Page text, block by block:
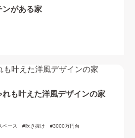
ンがある家
も叶えた洋風デザインの家
ペース 吹き抜け 3000万円台